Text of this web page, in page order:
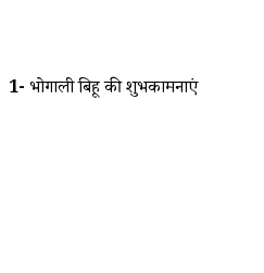
1- भोगाली बिहू की शुभकामनाएं